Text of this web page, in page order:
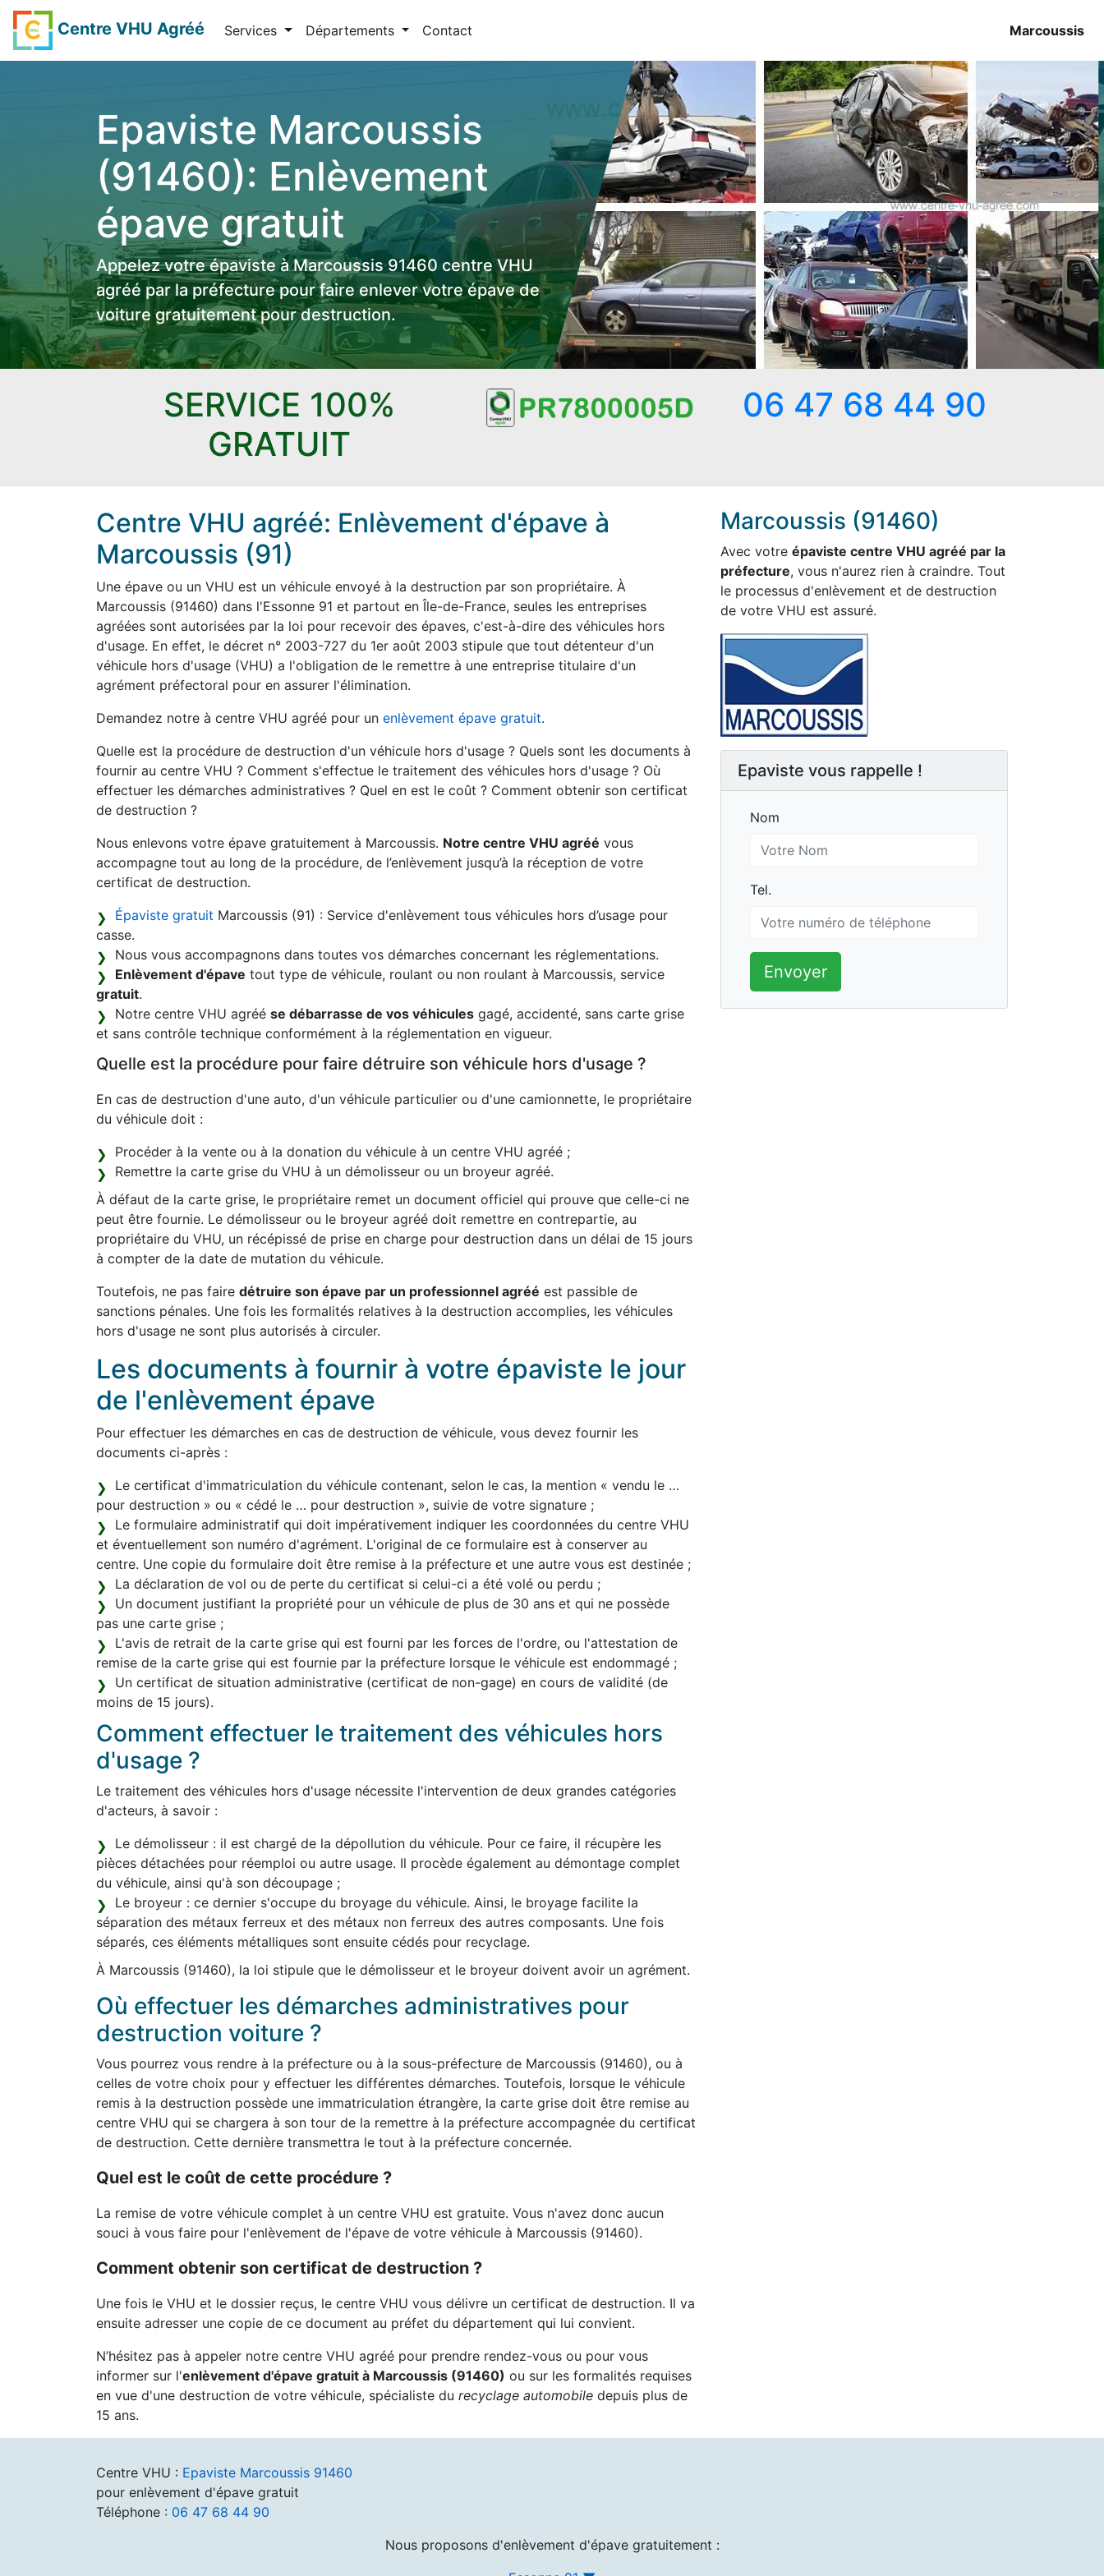
Centre VHU Agréé Services Départements Contact Marcoussis
Epaviste Marcoussis
(91460): Enlèvement
épave gratuit
Appelez votre épaviste à Marcoussis 91460 centre VHU
agréé par la préfecture pour faire enlever votre épave de
voiture gratuitement pour destruction.
SERVICE 100%
GRATUIT
06 47 68 44 90
Centre VHU agréé: Enlèvement d'épave à
Marcoussis (91)
Une épave ou un VHU est un véhicule envoyé à la destruction par son propriétaire. À
Marcoussis (91460) dans l'Essonne 91 et partout en Île-de-France, seules les entreprises
agréées sont autorisées par la loi pour recevoir des épaves, c'est-à-dire des véhicules hors
d'usage. En effet, le décret n° 2003-727 du 1er août 2003 stipule que tout détenteur d'un
véhicule hors d'usage (VHU) a l'obligation de le remettre à une entreprise titulaire d'un
agrément préfectoral pour en assurer l'élimination.
Demandez notre à centre VHU agréé pour un enlèvement épave gratuit.
Quelle est la procédure de destruction d'un véhicule hors d'usage ? Quels sont les documents à
fournir au centre VHU ? Comment s'effectue le traitement des véhicules hors d'usage ? Où
effectuer les démarches administratives ? Quel en est le coût ? Comment obtenir son certificat
de destruction ?
Nous enlevons votre épave gratuitement à Marcoussis. Notre centre VHU agréé vous
accompagne tout au long de la procédure, de l’enlèvement jusqu’à la réception de votre
certificat de destruction.
Épaviste gratuit Marcoussis (91) : Service d'enlèvement tous véhicules hors d’usage pour
casse.
Nous vous accompagnons dans toutes vos démarches concernant les réglementations.
Enlèvement d'épave tout type de véhicule, roulant ou non roulant à Marcoussis, service
gratuit.
Notre centre VHU agréé se débarrasse de vos véhicules gagé, accidenté, sans carte grise
et sans contrôle technique conformément à la réglementation en vigueur.
Quelle est la procédure pour faire détruire son véhicule hors d'usage ?
En cas de destruction d'une auto, d'un véhicule particulier ou d'une camionnette, le propriétaire
du véhicule doit :
Procéder à la vente ou à la donation du véhicule à un centre VHU agréé ;
Remettre la carte grise du VHU à un démolisseur ou un broyeur agréé.
À défaut de la carte grise, le propriétaire remet un document officiel qui prouve que celle-ci ne
peut être fournie. Le démolisseur ou le broyeur agréé doit remettre en contrepartie, au
propriétaire du VHU, un récépissé de prise en charge pour destruction dans un délai de 15 jours
à compter de la date de mutation du véhicule.
Toutefois, ne pas faire détruire son épave par un professionnel agréé est passible de
sanctions pénales. Une fois les formalités relatives à la destruction accomplies, les véhicules
hors d'usage ne sont plus autorisés à circuler.
Les documents à fournir à votre épaviste le jour
de l'enlèvement épave
Pour effectuer les démarches en cas de destruction de véhicule, vous devez fournir les
documents ci-après :
Le certificat d'immatriculation du véhicule contenant, selon le cas, la mention « vendu le …
pour destruction » ou « cédé le … pour destruction », suivie de votre signature ;
Le formulaire administratif qui doit impérativement indiquer les coordonnées du centre VHU
et éventuellement son numéro d'agrément. L'original de ce formulaire est à conserver au
centre. Une copie du formulaire doit être remise à la préfecture et une autre vous est destinée ;
La déclaration de vol ou de perte du certificat si celui-ci a été volé ou perdu ;
Un document justifiant la propriété pour un véhicule de plus de 30 ans et qui ne possède
pas une carte grise ;
L'avis de retrait de la carte grise qui est fourni par les forces de l'ordre, ou l'attestation de
remise de la carte grise qui est fournie par la préfecture lorsque le véhicule est endommagé ;
Un certificat de situation administrative (certificat de non-gage) en cours de validité (de
moins de 15 jours).
Comment effectuer le traitement des véhicules hors
d'usage ?
Le traitement des véhicules hors d'usage nécessite l'intervention de deux grandes catégories
d'acteurs, à savoir :
Le démolisseur : il est chargé de la dépollution du véhicule. Pour ce faire, il récupère les
pièces détachées pour réemploi ou autre usage. Il procède également au démontage complet
du véhicule, ainsi qu'à son découpage ;
Le broyeur : ce dernier s'occupe du broyage du véhicule. Ainsi, le broyage facilite la
séparation des métaux ferreux et des métaux non ferreux des autres composants. Une fois
séparés, ces éléments métalliques sont ensuite cédés pour recyclage.
À Marcoussis (91460), la loi stipule que le démolisseur et le broyeur doivent avoir un agrément.
Où effectuer les démarches administratives pour
destruction voiture ?
Vous pourrez vous rendre à la préfecture ou à la sous-préfecture de Marcoussis (91460), ou à
celles de votre choix pour y effectuer les différentes démarches. Toutefois, lorsque le véhicule
remis à la destruction possède une immatriculation étrangère, la carte grise doit être remise au
centre VHU qui se chargera à son tour de la remettre à la préfecture accompagnée du certificat
de destruction. Cette dernière transmettra le tout à la préfecture concernée.
Quel est le coût de cette procédure ?
La remise de votre véhicule complet à un centre VHU est gratuite. Vous n'avez donc aucun
souci à vous faire pour l'enlèvement de l'épave de votre véhicule à Marcoussis (91460).
Comment obtenir son certificat de destruction ?
Une fois le VHU et le dossier reçus, le centre VHU vous délivre un certificat de destruction. Il va
ensuite adresser une copie de ce document au préfet du département qui lui convient.
N’hésitez pas à appeler notre centre VHU agréé pour prendre rendez-vous ou pour vous
informer sur l'enlèvement d'épave gratuit à Marcoussis (91460) ou sur les formalités requises
en vue d'une destruction de votre véhicule, spécialiste du recyclage automobile depuis plus de
15 ans.
Marcoussis (91460)
Avec votre épaviste centre VHU agréé par la
préfecture, vous n'aurez rien à craindre. Tout
le processus d'enlèvement et de destruction
de votre VHU est assuré.
Epaviste vous rappelle !
Nom
Nom
Tel.
Tel.
Envoyer
Centre VHU : Epaviste Marcoussis 91460
pour enlèvement d'épave gratuit
Téléphone : 06 47 68 44 90
Nous proposons d'enlèvement d'épave gratuitement :